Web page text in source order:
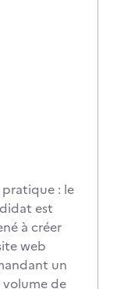
pratique : le
est
à créer
web
un
de